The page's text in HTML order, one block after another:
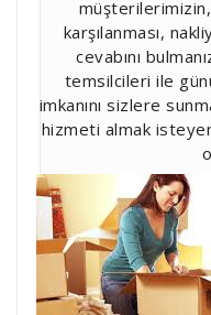
karşılanması,
cevabını
temsilcileri ile
imkanını sizlere
hizmeti almak